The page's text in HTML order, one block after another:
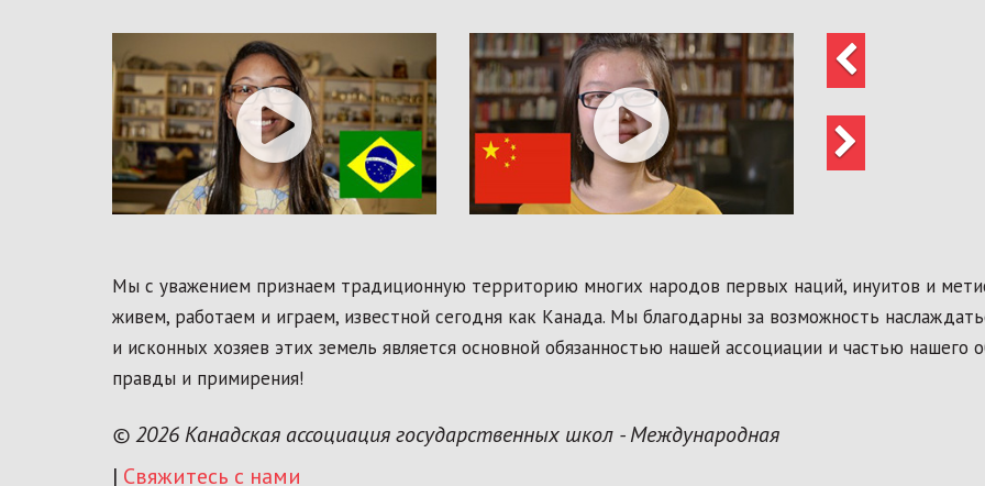
Предыдущий
Следующий
Мы с уважением признаем традиционную территорию многих народов первых наций, инуитов и
живем, работаем и играем, известной сегодня как Канада. Мы благодарны за возможность
и исконных хозяев этих земель является основной обязанностью нашей ассоциации и частью нашего
правды и примирения!
© 2026 Канадская ассоциация государственных школ - Международная
| Свяжитесь с нами